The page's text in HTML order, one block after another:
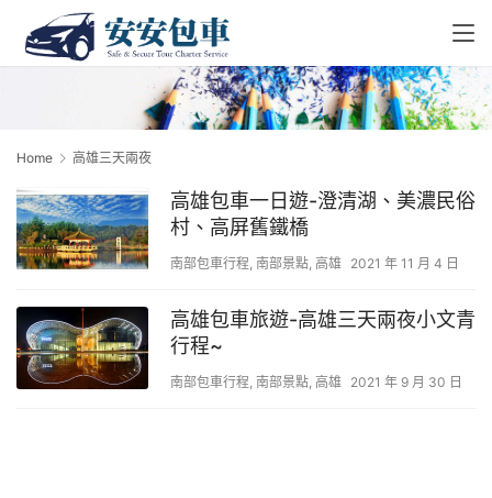
Home 高雄三天兩夜
高雄包車一日遊-澄清湖、美濃民俗
村、高屏舊鐵橋
南部包車行程 南部景點 高雄 2021 年 11 月 4 日
高雄包車旅遊-高雄三天兩夜小文青
行程~
南部包車行程 南部景點 高雄 2021 年 9 月 30 日